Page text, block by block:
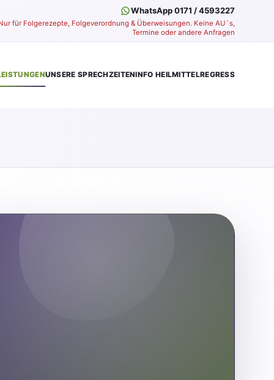
WhatsApp 0171 / 4593227
für Folgerezepte, Folgeverordnung & Überweisungen. Keine AU´s,
Termine oder andere Anfragen
UNSERE SPRECHZEITENINFO HEILMITTELREGRESS